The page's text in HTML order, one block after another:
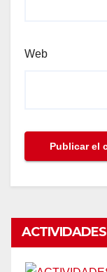
Web
ACTIVIDADES